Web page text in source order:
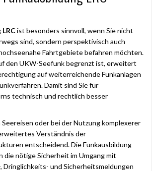
ist besonders sinnvoll, wenn Sie nicht
sind, sondern perspektivisch auch
Fahrtgebiete befahren möchten.
den UKW-Seefunk begrenzt ist, erweitert
auf weiterreichende Funkanlagen
Damit sind Sie für
technisch und rechtlich besser
oder bei der Nutzung komplexerer
Verständnis der
entscheidend. Die Funkausbildung
die nötige Sicherheit im Umgang mit
Dringlichkeits- und Sicherheitsmeldungen